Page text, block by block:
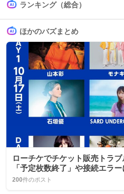
ランキング（総合）
ほかのバズまとめ
ローチケでチケット販売トラ
「予定枚数終了」や接続エラー
200件のポスト